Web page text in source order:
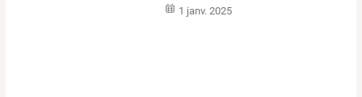
1 janv. 2025